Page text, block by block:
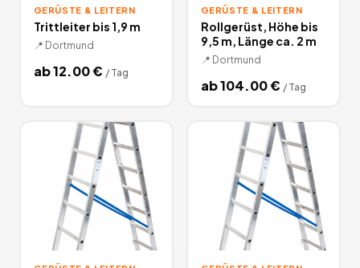
GERÜSTE & LEITERN
Trittleiter bis 1,9 m
📍 Dortmund
ab12.00€ / Tag
GERÜSTE & LEITERN
Rollgerüst, Höhe bis
9,5 m, Länge ca. 2 m
📍 Dortmund
ab104.00€ / Tag